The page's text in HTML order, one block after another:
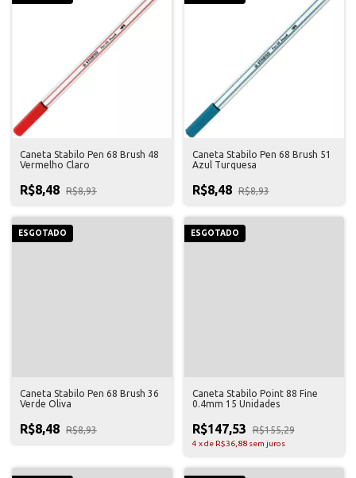
Caneta Stabilo Pen 68 Brush 48
Vermelho Claro
R$8,48 R$8,93
Caneta Stabilo Pen 68 Brush 51
Azul Turquesa
R$8,48 R$8,93
ESGOTADO
Caneta Stabilo Pen 68 Brush 36
Verde Oliva
R$8,48 R$8,93
ESGOTADO
Caneta Stabilo Point 88 Fine
0.4mm 15 Unidades
R$147,53 R$155,29
4 xde R$36,88 sem juros